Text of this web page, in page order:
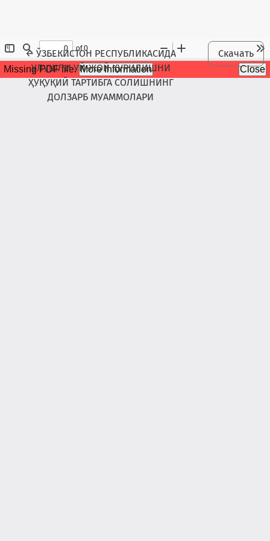
←Maqola tafsilotlariga qaytish
ЎЗБЕКИСТОН РЕСПУБЛИКАСИДА
УЛУШЛИ УЙ-ЖОЙ ҚУРИЛИШНИ
ҲУҚУҚИЙ ТАРТИБГА СОЛИШНИНГ
ДОЛЗАРБ МУАММОЛАРИ
Скачать